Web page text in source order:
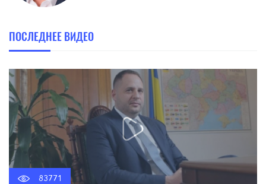
ПОСЛЕДНЕЕ ВИДЕО
83771